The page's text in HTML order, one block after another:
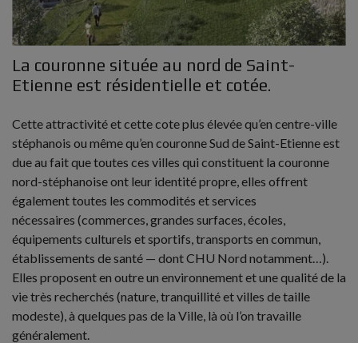
La couronne située au nord de Saint-
Etienne est résidentielle et cotée.
Cette attractivité et cette cote plus élevée qu’en centre-ville
stéphanois ou même qu’en couronne Sud de Saint-Etienne est
due au fait que toutes ces villes qui constituent la couronne
nord-stéphanoise ont leur identité propre, elles offrent
également toutes les commodités et services
nécessaires (commerces, grandes surfaces, écoles,
équipements culturels et sportifs, transports en commun,
établissements de santé — dont CHU Nord notamment…).
Elles proposent en outre un environnement et une qualité de la
vie très recherchés (nature, tranquillité et villes de taille
modeste), à quelques pas de la Ville, là où l’on travaille
généralement.